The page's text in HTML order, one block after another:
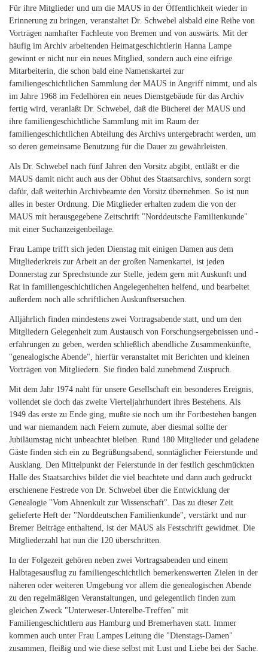
Für ihre Mitglieder und um die MAUS in der Öffentlichkeit wieder in
Erinnerung zu bringen, veranstaltet Dr. Schwebel alsbald eine Reihe von
Vorträgen namhafter Fachleute von Bremen und von auswärts. Mit der
häufig im Archiv arbeitenden Heimatgeschichtlerin Hanna Lampe
gewinnt er nicht nur ein neues Mitglied, sondern auch eine eifrige
Mitarbeiterin, die schon bald eine Namenskartei zur
familiengeschichtlichen Sammlung der MAUS in Angriff nimmt, und als
im Jahre 1968 im Fedelhören ein neues Dienstgebäude für das Archiv
fertig wird, veranlaßt Dr. Schwebel, daß die Bücherei der MAUS und
ihre familiengeschichtliche Sammlung mit im Raum der
familiengeschichtlichen Abteilung des Archivs untergebracht werden, um
so deren gemeinsame Benutzung für die Dauer zu gewährleisten.
Als Dr. Schwebel nach fünf Jahren den Vorsitz abgibt, entläßt er die
MAUS damit nicht auch aus der Obhut des Staatsarchivs, sondern sorgt
dafür, daß weiterhin Archivbeamte den Vorsitz übernehmen. So ist nun
alles in bester Ordnung. Die Mitglieder erhalten zudem die von der
MAUS mit herausgegebene Zeitschrift "Norddeutsche Familienkunde"
mit einer Suchanzeigenbeilage.
Frau Lampe trifft sich jeden Dienstag mit einigen Damen aus dem
Mitgliederkreis zur Arbeit an der großen Namenkartei, ist jeden
Donnerstag zur Sprechstunde zur Stelle, jedem gern mit Auskunft und
Rat in familiengeschichtlichen Angelegenheiten helfend, und bearbeitet
außerdem noch alle schriftlichen Auskunftsersuchen.
Alljährlich finden mindestens zwei Vortragsabende statt, und um den
Mitgliedern Gelegenheit zum Austausch von Forschungsergebnissen und -
erfahrungen zu geben, werden schließlich abendliche Zusammenkünfte,
"genealogische Abende", hierfür veranstaltet mit Berichten und kleinen
Vorträgen von Mitgliedern. Sie finden bald zunehmend Zuspruch.
Mit dem Jahr 1974 naht für unsere Gesellschaft ein besonderes Ereignis,
vollendet sie doch das zweite Vierteljahrhundert ihres Bestehens. Als
1949 das erste zu Ende ging, mußte sie noch um ihr Fortbestehen bangen
und war niemandem nach Feiern zumute, aber diesmal sollte der
Jubiläumstag nicht unbeachtet bleiben. Rund 180 Mitglieder und geladene
Gäste finden sich ein zu Begrüßungsabend, sonntäglicher Feierstunde und
Ausklang. Den Mittelpunkt der Feierstunde in der festlich geschmückten
Halle des Staatsarchivs bildet die viel beachtete und dann auch gedruckt
erschienene Festrede von Dr. Schwebel über die Entwicklung der
Genealogie "Vom Ahnenkult zur Wissenschaft". Das zu dieser Zeit
gelieferte Heft der "Norddeutschen Familienkunde", verstärkt und nur
Bremer Beiträge enthaltend, ist der MAUS als Festschrift gewidmet. Die
Mitgliederzahl hat nun die 120 überschritten.
In der Folgezeit gehören neben zwei Vortragsabenden und einem
Halbtagesausflug zu familiengeschichtlich bemerkenswerten Zielen in der
näheren oder weiteren Umgebung vor allem die genealogischen Abende
zu den regelmäßigen Veranstaltungen, und gelegentlich finden zum
gleichen Zweck "Unterweser-Unterelbe-Treffen" mit
Familiengeschichtlern aus Hamburg und Bremerhaven statt. Immer
kommen auch unter Frau Lampes Leitung die "Dienstags-Damen"
zusammen, fleißig und wie diese selbst mit Lust und Liebe bei der Sache.